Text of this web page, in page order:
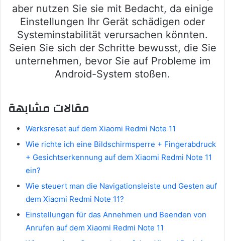
aber nutzen Sie sie mit Bedacht, da einige
Einstellungen Ihr Gerät schädigen oder
Systeminstabilität verursachen könnten.
Seien Sie sich der Schritte bewusst, die Sie
unternehmen, bevor Sie auf Probleme im
Android-System stoßen.
مقالات مشابهة
Werksreset auf dem Xiaomi Redmi Note 11
Wie richte ich eine Bildschirmsperre + Fingerabdruck
+ Gesichtserkennung auf dem Xiaomi Redmi Note 11
ein?
Wie steuert man die Navigationsleiste und Gesten auf
dem Xiaomi Redmi Note 11?
Einstellungen für das Annehmen und Beenden von
Anrufen auf dem Xiaomi Redmi Note 11